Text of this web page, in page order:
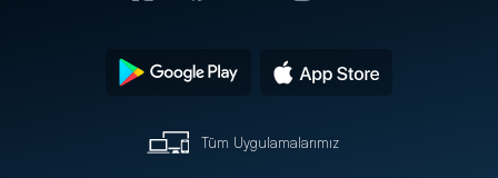
Tüm Uygulamalarımız